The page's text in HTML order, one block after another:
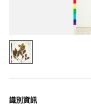
識別資訊